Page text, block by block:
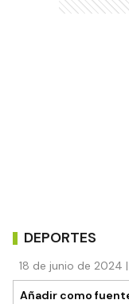
DEPORTES
18 de junio de 2024
Añadir como